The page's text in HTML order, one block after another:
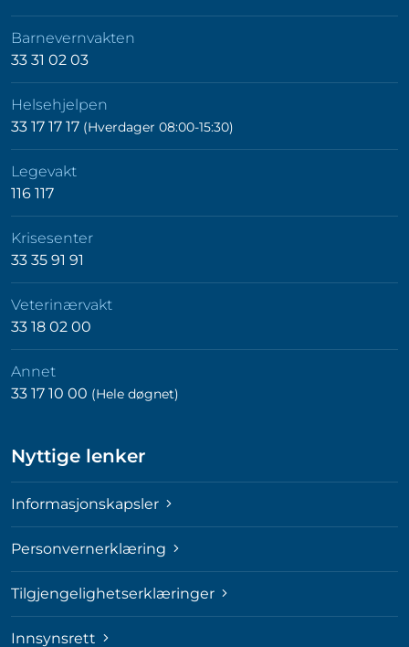
Barnevernvakten
33 31 02 03
Helsehjelpen
33 17 17 17 (Hverdager 08:00-15:30)
Legevakt
116 117
Krisesenter
33 35 91 91
Veterinærvakt
33 18 02 00
Annet
33 17 10 00 (Hele døgnet)
Nyttige lenker
Informasjonskapsler
Personvernerklæring
Tilgjengelighetserklæringer
Innsynsrett